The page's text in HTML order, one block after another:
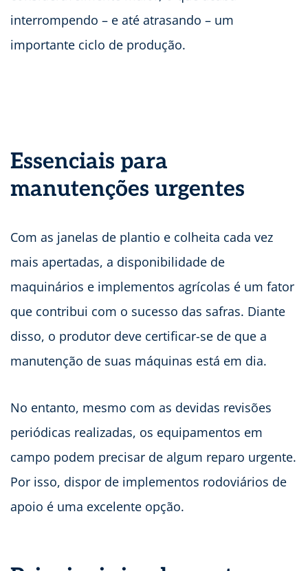
interrompendo – e até atrasando – um
importante ciclo de produção.
Essenciais para
manutenções urgentes
Com as janelas de plantio e colheita cada vez
mais apertadas, a disponibilidade de
maquinários e implementos agrícolas é um fator
que contribui com o sucesso das safras. Diante
disso, o produtor deve certificar-se de que a
manutenção de suas máquinas está em dia.
No entanto, mesmo com as devidas revisões
periódicas realizadas, os equipamentos em
campo podem precisar de algum reparo urgente.
Por isso, dispor de implementos rodoviários de
apoio é uma excelente opção.